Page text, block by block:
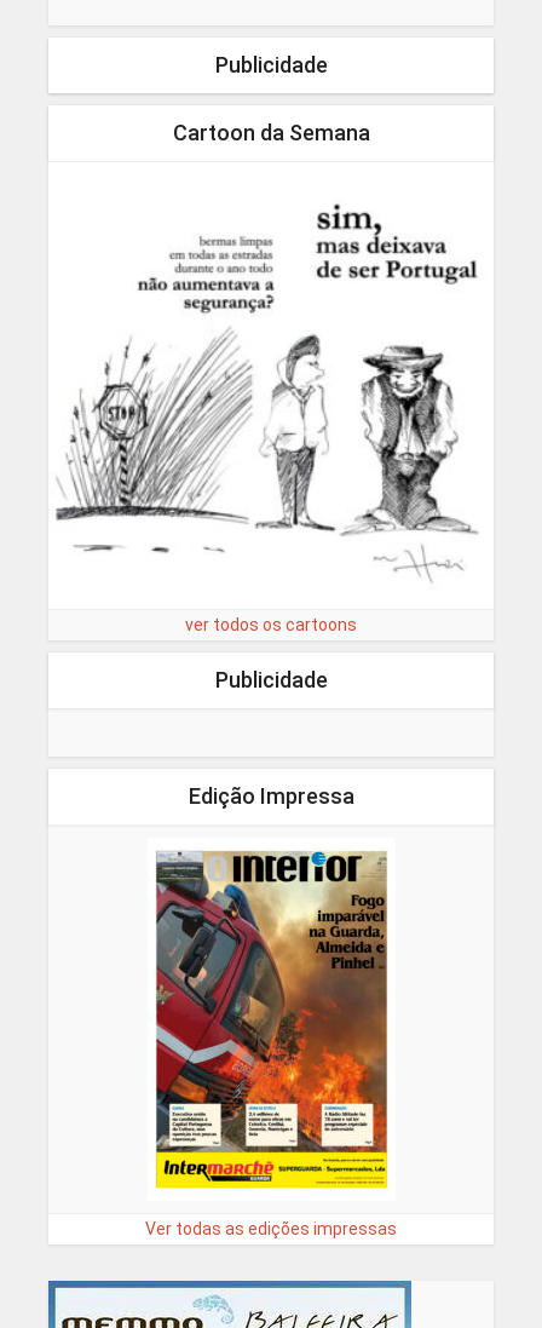
Publicidade
Cartoon da Semana
ver todos os cartoons
Publicidade
Edição Impressa
Ver todas as edições impressas